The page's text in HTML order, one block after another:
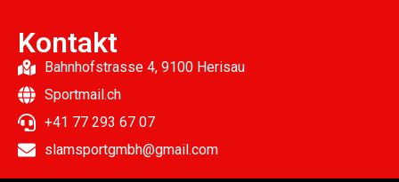
Kontakt
Bahnhofstrasse 4, 9100 Herisau
Sportmail.ch
+41 77 293 67 07
slamsportgmbh@gmail.com